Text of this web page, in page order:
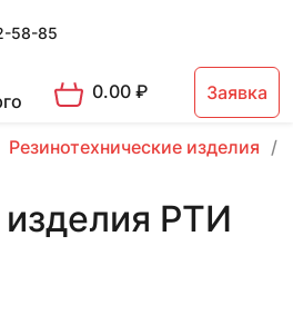
58-85
0.00₽ Заявка
Резинотехнические изделия
РТИ